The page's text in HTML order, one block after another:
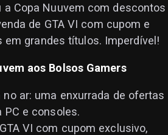
a Copa Nuuvem com descontos
de GTA VI com cupom e
grandes títulos. Imperdível!
aos Bolsos Gamers
no ar: uma enxurrada de ofertas
PC e consoles.
VI com cupom exclusivo,